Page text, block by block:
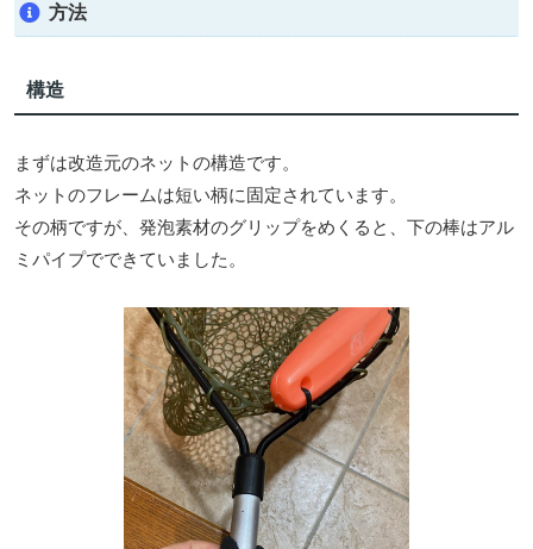
方法
構造
まずは改造元のネットの構造です。
ネットのフレームは短い柄に固定されています。
その柄ですが、発泡素材のグリップをめくると、下の棒はアル
ミパイプでできていました。